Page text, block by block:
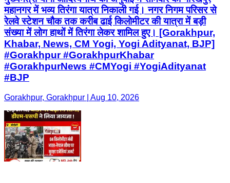
महानगर में भव्य तिरंगा यात्रा निकाली गई। नगर निगम परिसर से
रेलवे स्टेशन चौक तक करीब ढाई किलोमीटर की यात्रा में बड़ी
संख्या में लोग हाथों में तिरंगा लेकर शामिल हुए। [Gorakhpur,
Khabar, News, CM Yogi, Yogi Adityanat, BJP]
#Gorakhpur #GorakhpurKhabar
#GorakhpurNews #CMYogi #YogiAdityanat
#BJP
Gorakhpur, Gorakhpur | Aug 10, 2026